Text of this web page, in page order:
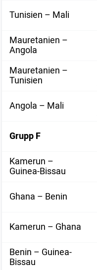
Tunisien – Mali
Mauretanien –
Angola
Mauretanien –
Tunisien
Angola – Mali
Grupp F
Kamerun –
Guinea-Bissau
Ghana – Benin
Kamerun – Ghana
Benin – Guinea-
Bissau